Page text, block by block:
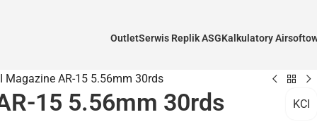
OutletSerwis Replik ASGKalkulatory
Magazine AR-15 5.56mm 30rds
15 5.56mm 30rds KCI